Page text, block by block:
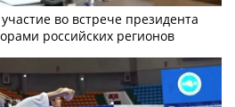
во встрече президента
российских регионов